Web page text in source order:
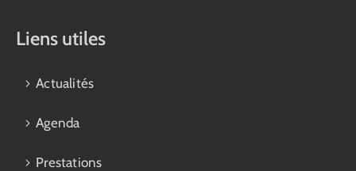
Liens utiles
Actualités
Agenda
Prestations